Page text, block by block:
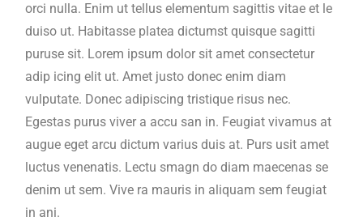
orci nulla. Enim ut tellus elementum sagittis vitae et le
duiso ut. Habitasse platea dictumst quisque sagitti
puruse sit. Lorem ipsum dolor sit amet consectetur
adip icing elit ut. Amet justo donec enim diam
vulputate. Donec adipiscing tristique risus nec.
Egestas purus viver a accu san in. Feugiat vivamus at
augue eget arcu dictum varius duis at. Purs usit amet
luctus venenatis. Lectu smagn do diam maecenas se
denim ut sem. Vive ra mauris in aliquam sem feugiat
in ani.